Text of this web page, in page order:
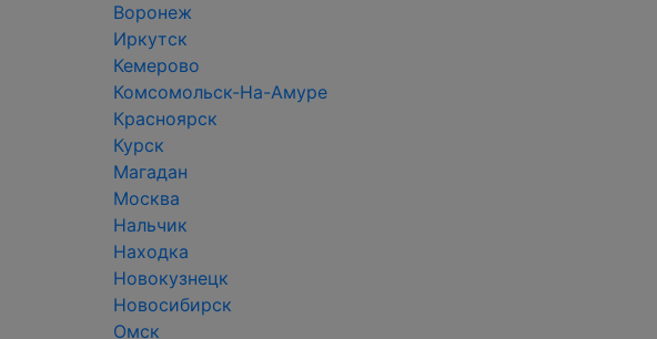
Воронеж
Иркутск
Кемерово
Комсомольск-На-Амуре
Красноярск
Курск
Магадан
Москва
Нальчик
Находка
Новокузнецк
Новосибирск
Омск